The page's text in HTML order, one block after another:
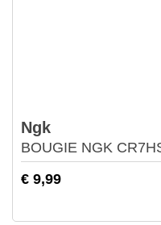
Ngk
BOUGIE NGK
€ 9,99